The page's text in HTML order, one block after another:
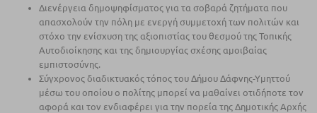
Διενέργεια δημοψηφίσματος για τα σοβαρά ζητήματα που
απασχολούν την πόλη με ενεργή συμμετοχή των πολιτών και
στόχο την ενίσχυση της αξιοπιστίας του θεσμού της Τοπικής
Αυτοδιοίκησης και της δημιουργίας σχέσης αμοιβαίας
εμπιστοσύνης.
Σύγχρονος διαδικτυακός τόπος του Δήμου Δάφνης-Υμηττού
μέσω του οποίου ο πολίτης μπορεί να μαθαίνει οτιδήποτε τον
αφορά και τον ενδιαφέρει για την πορεία της Δημοτικής Αρχής